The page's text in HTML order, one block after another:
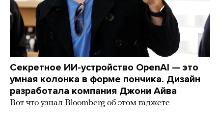
Секретное ИИ-устройство OpenAI — это
умная колонка в форме пончика. Дизайн
разработала компания Джони Айва
Вот что узнал Bloomberg об этом гаджете